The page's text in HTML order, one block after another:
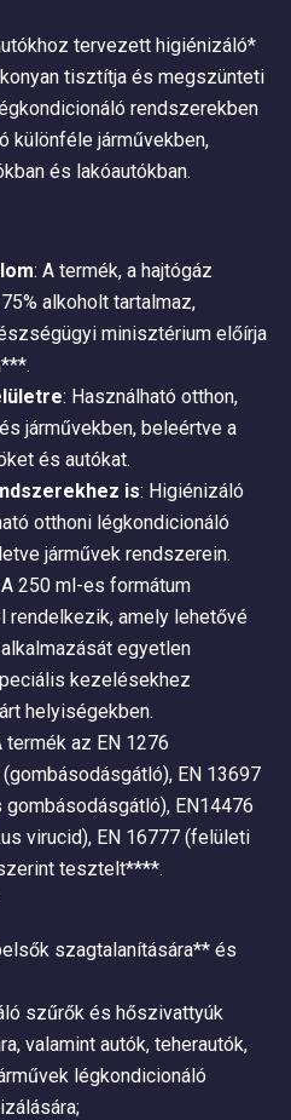
tervezett higiénizáló*
tisztítja és megszünteti
rendszerekben
különféle járművekben,
és lakóautókban.
: A termék, a hajtógáz
alkoholt tartalmaz,
minisztérium előírja
: Használható otthon,
járművekben, beleértve a
és autókat.
is: Higiénizáló
otthoni légkondicionáló
járművek rendszerein.
250 ml-es formátum
rendelkezik, amely lehetővé
egyetlen
kezelésekhez
helyiségekben.
termék az EN 1276
EN 13697
EN14476
virucid), EN 16777 (felületi
tesztelt****.
szagtalanítására** és
szűrők és hőszivattyúk
valamint autók, teherautók,
légkondicionáló